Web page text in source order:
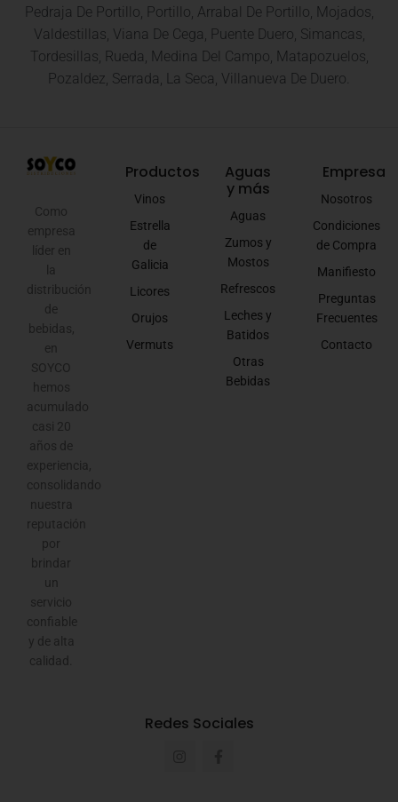
Pedraja De Portillo, Portillo, Arrabal De Portillo, Mojados,
Valdestillas, Viana De Cega, Puente Duero, Simancas,
Tordesillas, Rueda, Medina Del Campo, Matapozuelos,
Pozaldez, Serrada, La Seca, Villanueva De Duero.
Como
empresa
líder en
la
distribución
de
bebidas,
en
SOYCO
hemos
acumulado
casi 20
años de
experiencia,
consolidando
nuestra
reputación
por
brindar
un
servicio
confiable
y de alta
calidad.
Productos
Vinos
Estrella
de
Galicia
Licores
Orujos
Vermuts
Aguas
y más
Aguas
Zumos y
Mostos
Refrescos
Leches y
Batidos
Otras
Bebidas
Empresa
Nosotros
Condiciones
de Compra
Manifiesto
Preguntas
Frecuentes
Contacto
Redes Sociales